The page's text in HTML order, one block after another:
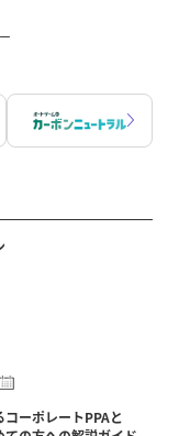
コーポレートPPAと